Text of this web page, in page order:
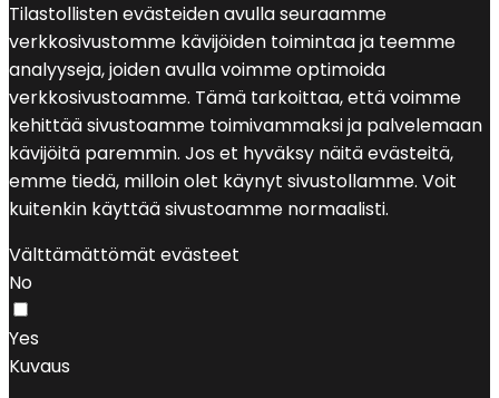
Tilastollisten evästeiden avulla seuraamme
verkkosivustomme kävijöiden toimintaa ja teemme
analyyseja, joiden avulla voimme optimoida
verkkosivustoamme. Tämä tarkoittaa, että voimme
kehittää sivustoamme toimivammaksi ja palvelemaan
kävijöitä paremmin. Jos et hyväksy näitä evästeitä,
emme tiedä, milloin olet käynyt sivustollamme. Voit
kuitenkin käyttää sivustoamme normaalisti.
Välttämättömät evästeet
No
Yes
Kuvaus